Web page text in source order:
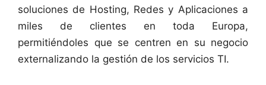
soluciones de Hosting, Redes y Aplicaciones a
miles de clientes en toda Europa,
permitiéndoles que se centren en su negocio
externalizando la gestión de los servicios TI.